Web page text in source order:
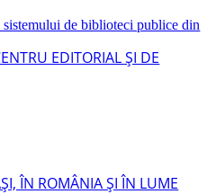
sistemului de biblioteci publice din
EDITORIAL ŞI DE
ÎN ROMÂNIA ŞI ÎN LUME